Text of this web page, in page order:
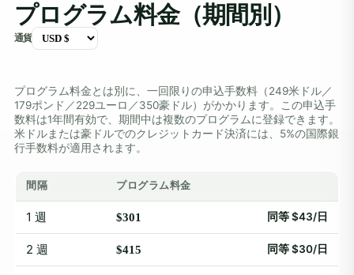
プログラム料金（期間別）
通貨
プログラム料金とは別に、一回限りの申込手数料（249米ドル／
179ポンド／229ユーロ／350豪ドル）がかかります。この申込手
数料は1年間有効で、期間中は複数のプログラムに登録できます。
米ドルまたは豪ドルでのクレジットカード決済には、5%の国際銀
行手数料が適用されます。
間隔 プログラム料金
1 週 $301 同等 $43/日
2 週 $415 同等 $30/日